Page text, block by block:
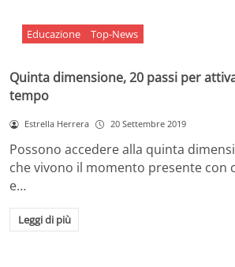
Educazione Top-News
Quinta dimensione, 20 passi per
tempo
Estrella Herrera 20 Settembre 2019
Possono accedere alla quinta
che vivono il momento presente con
e…
Leggi di più